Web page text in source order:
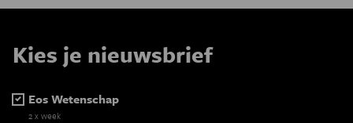
Kies je nieuwsbrief
Eos Wetenschap
2 x week